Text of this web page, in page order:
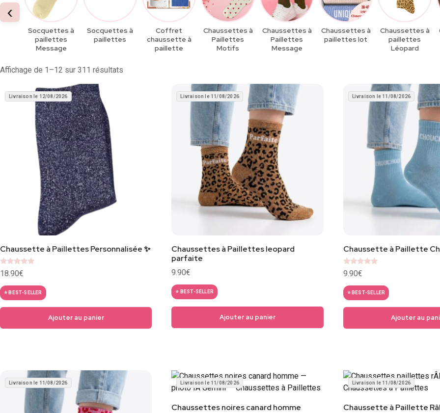
‹
Socquettes à
paillettes
Message
Socquettes à
paillettes
Coffret
chaussette à
paillette
Chaussettes à
Paillette​s
Motifs
Chaussettes à
Paillettes
Message​
Chaussettes à
paillettes lot​
Chaussettes à
paillettes
Léopard
Affichage de 1–12 sur 311 résultats
Chaussette à Paillettes Personnalisée ✨
Note
4.8
18.90€
⭐ BEST-SELLER
Ajouter au panier
Livraison le 12/08/2026
Chaussettes à Paillettes leopard
parfaite
9.90€
⭐ BEST-SELLER
Ajouter au panier
Livraison le 11/08/2026
Chaussette à Paillette
Note
4.67
9.90€
⭐ BEST-SELLER
Ajouter au
Livraison le 11/08/2026
Livraison le 11/08/2026
Chaussettes noires canard homme
Livraison le 11/08/2026
Chaussette à Paillette
Livraison le 11/08/2026